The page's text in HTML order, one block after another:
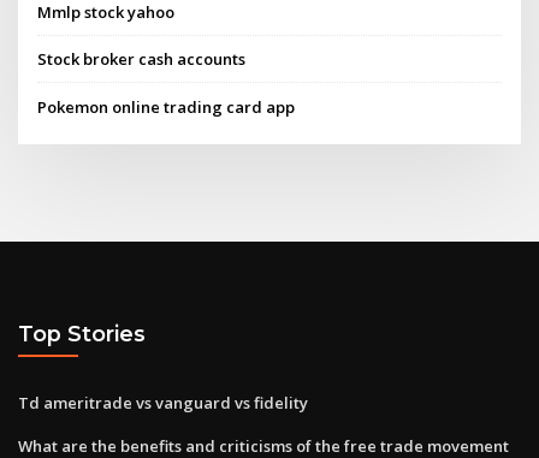
Mmlp stock yahoo
Stock broker cash accounts
Pokemon online trading card app
Top Stories
Td ameritrade vs vanguard vs fidelity
What are the benefits and criticisms of the free trade movement